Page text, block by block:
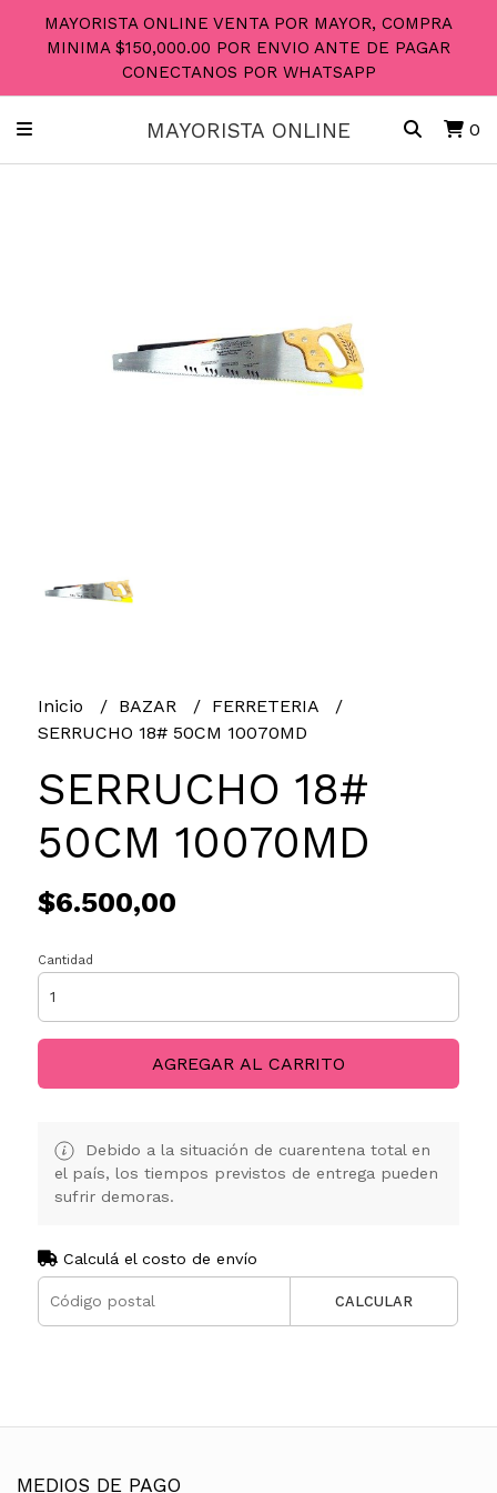
MAYORISTA ONLINE VENTA POR MAYOR, COMPRA
MINIMA $150,000.00 POR ENVIO ANTE DE PAGAR
CONECTANOS POR WHATSAPP
MAYORISTA ONLINE 0
Inicio BAZAR
FERRETERIA
SERRUCHO 18# 50CM 10070MD
SERRUCHO 18#
50CM 10070MD
$6.500,00
Cantidad
AGREGAR AL CARRITO
Debido a la situación de cuarentena total en
el país, los tiempos previstos de entrega pueden
sufrir demoras.
Calculá el costo de envío
CALCULAR
MEDIOS DE PAGO